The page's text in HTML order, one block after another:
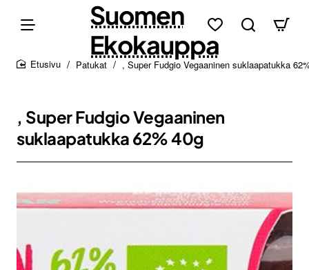
Suomen
Ekokauppa
Patukat , Super Fudgio Vegaaninen suklaapatukka
, Super Fudgio Vegaaninen
suklaapatukka 62% 40g